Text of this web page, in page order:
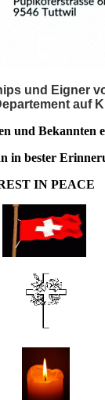
und Eigner
auf
und Bekannten
in bester
IN PEACE